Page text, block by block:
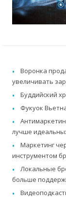
Воронка
увеличивать
Буддийский
Фукуок
лучше
Маркетинг
инструментом
Локальные
больше